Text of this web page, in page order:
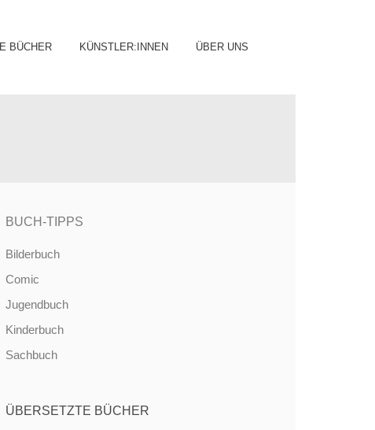
Skip
BÜCHER KÜNSTLER:INNEN ÜBER UNS
BUCH-TIPPS
Bilderbuch
Comic
Jugendbuch
Kinderbuch
Sachbuch
ÜBERSETZTE BÜCHER